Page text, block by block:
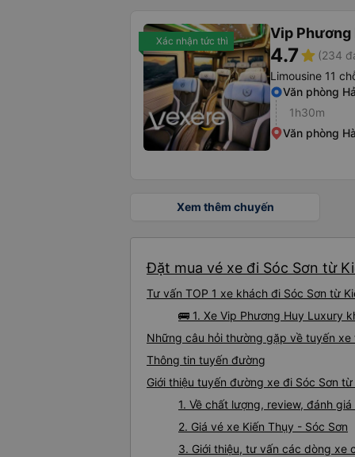
Xác nhận tức thì Vip Phương
4.7star (234
Limousine 11
Văn phòng
1h30m
Văn phòng
Xem thêm chuyến
Đặt mua vé xe đi Sóc Sơn từ
Tư vấn TOP 1 xe khách đi Sóc Sơn từ
🚌 1. Xe Vip Phương Huy Luxury
Những câu hỏi thường gặp về tuyến xe
Thông tin tuyến đường
Giới thiệu tuyến đường xe đi Sóc Sơn từ
1. Về chất lượng, review, đánh
2. Giá vé xe Kiến Thụy - Sóc Sơn
3. Giới thiệu, tư vấn các dòng xe